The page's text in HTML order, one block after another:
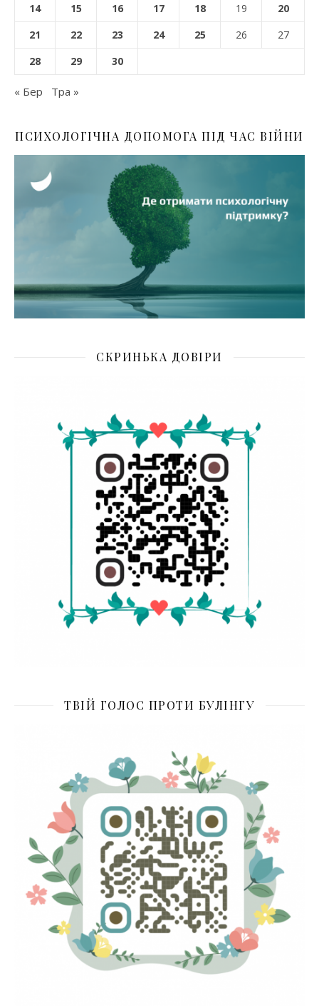
14
15 16 17 18 19
20
21
22 23 24 25 26
27
28
29 30
« Бер Тра »
ПСИХОЛОГІЧНА ДОПОМОГА ПІД ЧАС ВІЙНИ
СКРИНЬКА ДОВІРИ
ТВІЙ ГОЛОС ПРОТИ БУЛІНГУ